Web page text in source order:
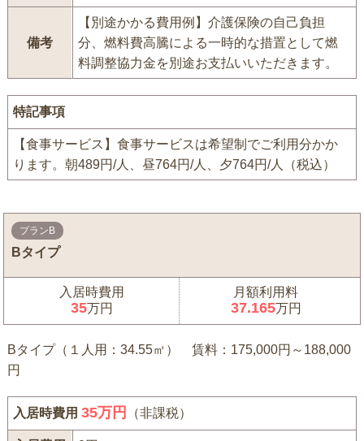
備考
【別途かかる費用例】介護保険の自己負担
分、燃料費高騰による一時的な措置として燃
料調整協力金を別途お支払いいただきます。
特記事項
【食事サービス】食事サービスは希望制でご利用分かか
ります。朝489円/人、昼764円/人、夕764円/人（税込）
プランB
Bタイプ
入居時費用
35万円
月額利用料
37.165万円
Bタイプ（１人用：34.55㎡） 賃料：175,000円～188,000
円
入居時費用35万円 （非課税）